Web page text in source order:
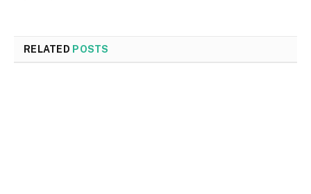
RELATED POSTS